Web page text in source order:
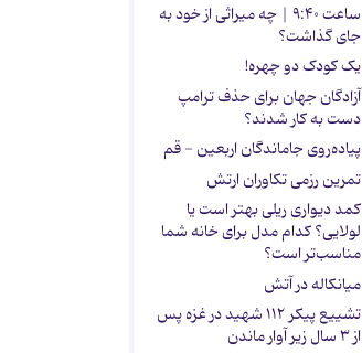
ساعت ۹:۴۰ | چه میراثی از خود به
جای گذاشت؟
یک کودک دو چهره!
آزادگان جهان برای حذف ترامپ
دست به کار شدند؟
پیاده‌روی جاماندگان اربعین - قم
تمرین رزمی تکاوران ارتش
کمد دیواری ریلی بهتر است یا
لولایی؟ کدام مدل برای خانه شما
مناسب‌تر است؟
میانکاله در آتش
تشییع پیکر ۱۱۲ شهید در غزه پس
از ۳ سال زیر آوار ماندن